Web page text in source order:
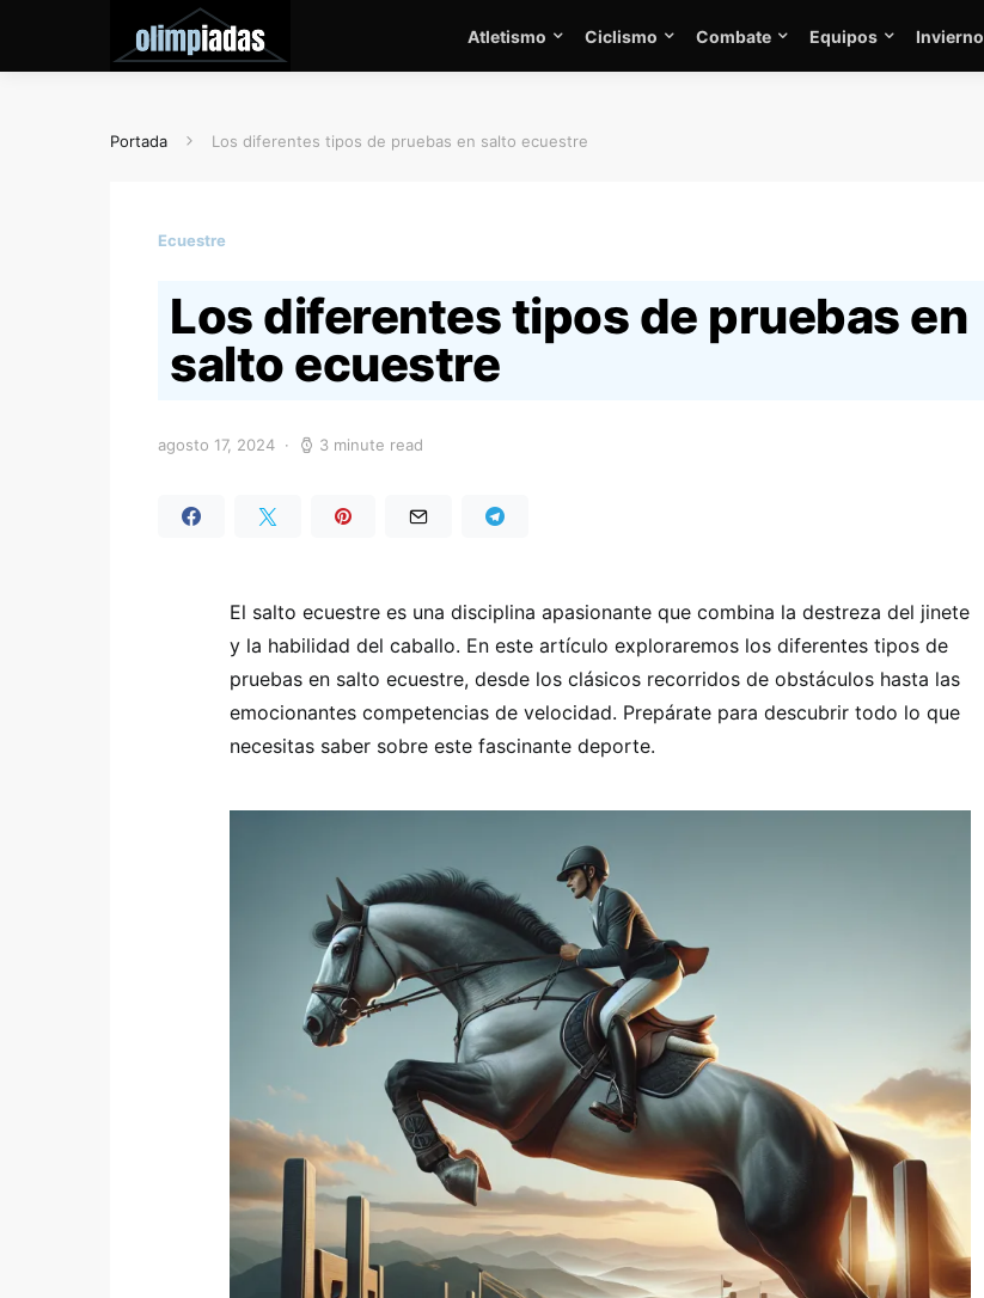
Atletismo Ciclismo Combate Equipos Invierno
Portada Los diferentes tipos de pruebas en salto ecuestre
Ecuestre
Los diferentes tipos de pruebas en
salto ecuestre
agosto 17, 2024 3 minute read
El salto ecuestre es una disciplina apasionante que combina la destreza del jinete
y la habilidad del caballo. En este artículo exploraremos los diferentes tipos de
pruebas en salto ecuestre, desde los clásicos recorridos de obstáculos hasta las
emocionantes competencias de velocidad. Prepárate para descubrir todo lo que
necesitas saber sobre este fascinante deporte.